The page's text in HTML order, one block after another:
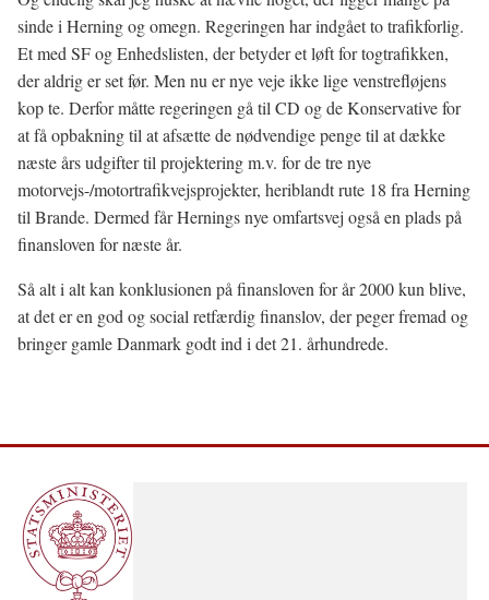
sinde i Herning og omegn. Regeringen har indgået to trafikforlig.
Et med SF og Enhedslisten, der betyder et løft for togtrafikken,
der aldrig er set før. Men nu er nye veje ikke lige venstrefløjens
kop te. Derfor måtte regeringen gå til CD og de Konservative for
at få opbakning til at afsætte de nødvendige penge til at dække
næste års udgifter til projektering m.v. for de tre nye
motorvejs-/motortrafikvejsprojekter, heriblandt rute 18 fra Herning
til Brande. Dermed får Hernings nye omfartsvej også en plads på
finansloven for næste år.
Så alt i alt kan konklusionen på finansloven for år 2000 kun blive,
at det er en god og social retfærdig finanslov, der peger fremad og
bringer gamle Danmark godt ind i det 21. århundrede.